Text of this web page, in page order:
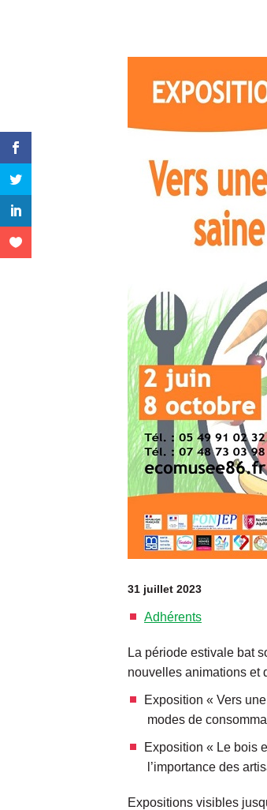
31 juillet 2023
Adhérents
La période estivale bat
nouvelles animations et
Exposition « Vers
modes de
Exposition « Le bois
l’importance des
Expositions visibles